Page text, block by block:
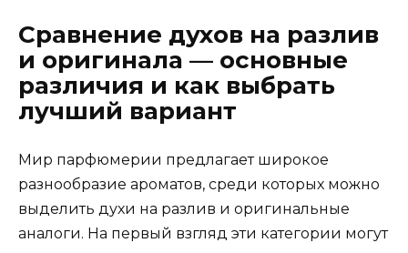
Сравнение духов на разлив
и оригинала — основные
различия и как выбрать
лучший вариант
Мир парфюмерии предлагает широкое
разнообразие ароматов, среди которых можно
выделить духи на разлив и оригинальные
аналоги. На первый взгляд эти категории могут